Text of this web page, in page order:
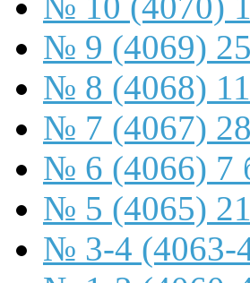
№ 9 (4069) 25
№ 8 (4068) 11
№ 7 (4067) 28
№ 6 (4066) 7
№ 5 (4065)
№ 3-4 (4063-